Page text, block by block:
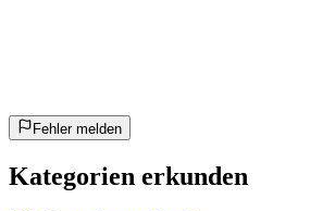
Fehler melden
Kategorien erkunden